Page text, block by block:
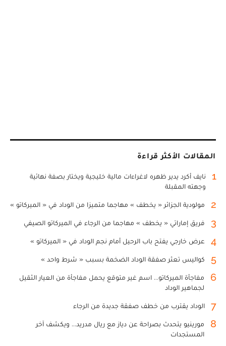
المقالات الأكثر قراءة
1
نايف أكرد يدير ظهره لاغراءات مالية خليجية ويختار بصفة نهائية
وجهته المقبلة
2 مولودية الجزائر « يخطف » مهاجما متميزا من الوداد في « الميركاتو »
3 فريق إماراتي « يخطف » مهاجما من الرجاء في الميركاتو الصيفي
4 عرض خارجي يفتح باب الرحيل أمام نجم الوداد في « الميركاتو »
5 كواليس تعثر صفقة الوداد الضخمة بسبب « شرط واحد »
6
مفاجأة الميركاتو... اسم غير متوقع يحمل مفاجأة من العيار الثقيل
لجماهير الوداد
7 الوداد يقترب من خطف صفقة جديدة من الرجاء
8
مورينيو يتحدث بصراحة عن دياز مع ريال مدريد... ويكشف آخر
المستجدات